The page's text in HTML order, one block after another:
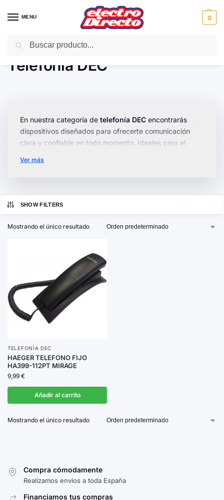
MENU 0
Inicio Gama marron / Telefonía doméstica
Telefonía DEC
En nuestra categoría de telefonía DEC encontrarás
dispositivos diseñados para ofrecerte comunicación
clara y confiable en todo momento. Ideales para el
quienes buscan calidad y funcionalidad.
automático. Todos destacan por su diseño
Explora nuestra selección y elige el dispositivo que
mejor se adapte a tus necesidades.
Ver más
SHOW FILTERS
Mostrando el único resultado
TELEFONÍA DEC
HAEGER TELEFONO FIJO
HA399-112PT MIRAGE
9,99 €
Añadir al carrito
Mostrando el único resultado
Compra cómodamente
Realizamos envíos a toda España
Financiamos tus compras